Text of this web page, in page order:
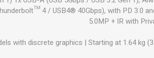
4 / USB4® 40Gbps), with PD 3.0
5.0MP + IR with
with discrete graphics | Starting at 1.64 kg